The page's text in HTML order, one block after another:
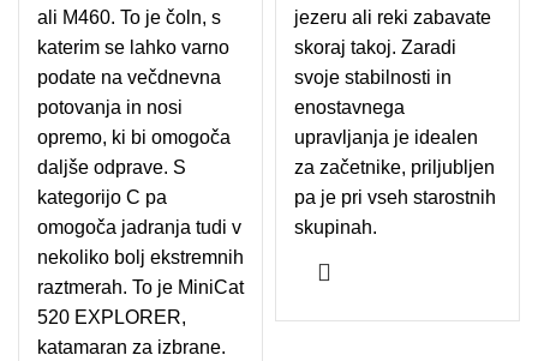
ali M460. To je čoln, s
katerim se lahko varno
podate na večdnevna
potovanja in nosi
opremo, ki bi omogoča
daljše odprave. S
kategorijo C pa
omogoča jadranja tudi v
nekoliko bolj ekstremnih
raztmerah. To je MiniCat
520 EXPLORER,
katamaran za izbrane.
jezeru ali reki zabavate
skoraj takoj. Zaradi
svoje stabilnosti in
enostavnega
upravljanja je idealen
za začetnike, priljubljen
pa je pri vseh starostnih
skupinah.